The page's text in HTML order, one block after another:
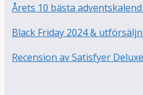
Årets 10 bästa
Black Friday 2024 &
Recension av Satisfyer